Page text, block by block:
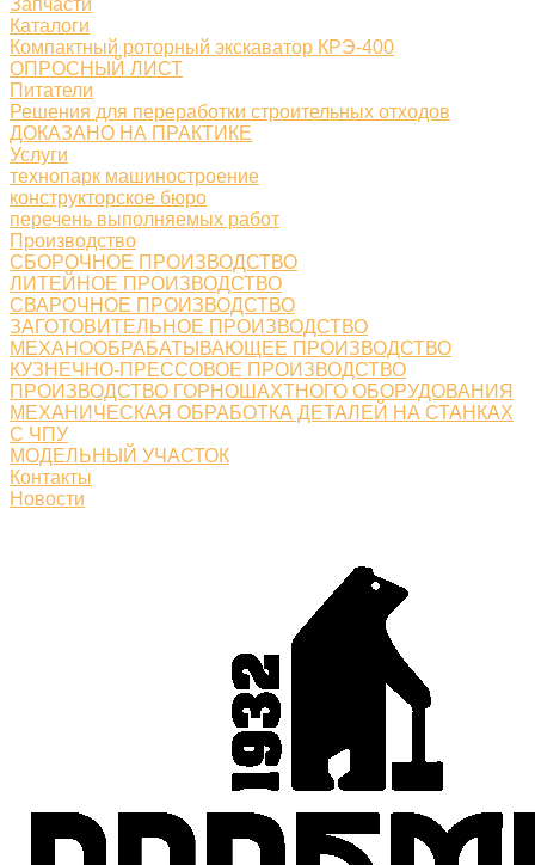
Запчасти
Каталоги
Компактный роторный экскаватор КРЭ-400
ОПРОСНЫЙ ЛИСТ
Питатели
Решения для переработки строительных отходов
ДОКАЗАНО НА ПРАКТИКЕ
Услуги
технопарк машиностроение
конструкторское бюро
перечень выполняемых работ
Производство
СБОРОЧНОЕ ПРОИЗВОДСТВО
ЛИТЕЙНОЕ ПРОИЗВОДСТВО
СВАРОЧНОЕ ПРОИЗВОДСТВО
ЗАГОТОВИТЕЛЬНОЕ ПРОИЗВОДСТВО
МЕХАНООБРАБАТЫВАЮЩЕЕ ПРОИЗВОДСТВО
КУЗНЕЧНО-ПРЕССОВОЕ ПРОИЗВОДСТВО
ПРОИЗВОДСТВО ГОРНОШАХТНОГО ОБОРУДОВАНИЯ
МЕХАНИЧЕСКАЯ ОБРАБОТКА ДЕТАЛЕЙ НА СТАНКАХ
С ЧПУ
МОДЕЛЬНЫЙ УЧАСТОК
Контакты
Новости